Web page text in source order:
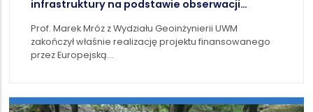
infrastruktury na podstawie obserwacji
Prof. Marek Mróz z Wydziału Geoinżynierii UWM
zakończył właśnie realizację projektu finansowanego
przez Europejską…